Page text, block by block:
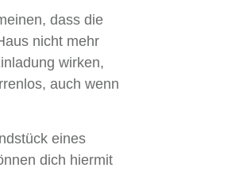
dass die
nicht mehr
wirken,
auch wenn
eines
dich hiermit